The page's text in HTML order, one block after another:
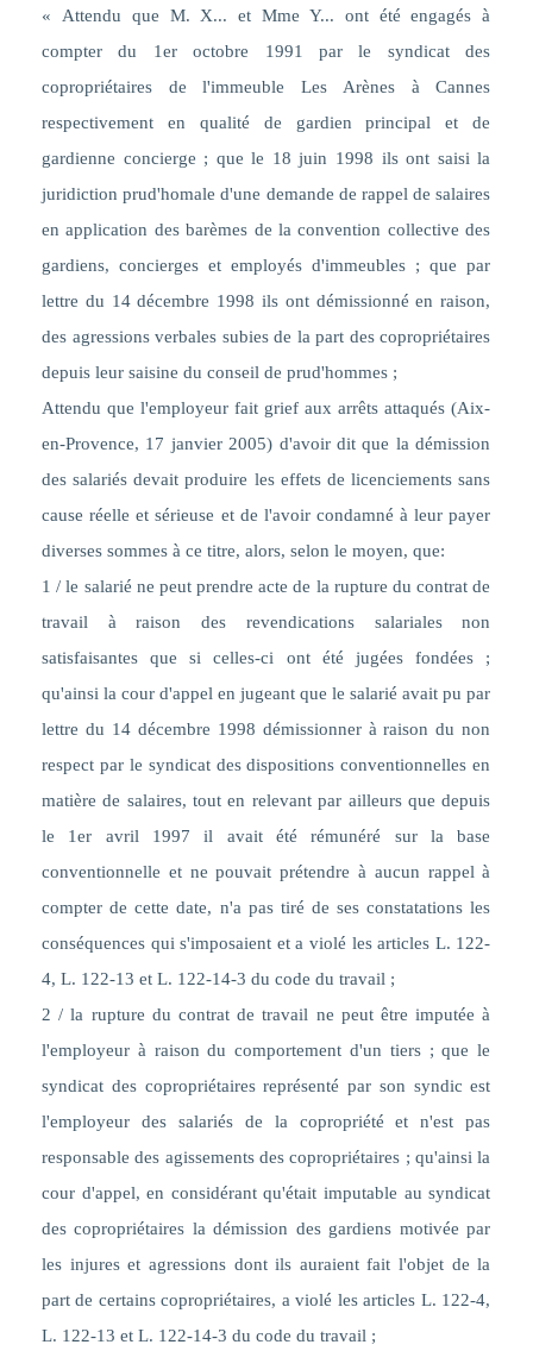
« Attendu que M. X... et Mme Y... ont été engagés à
compter du 1er octobre 1991 par le syndicat des
copropriétaires de l'immeuble Les Arènes à Cannes
respectivement en qualité de gardien principal et de
gardienne concierge ; que le 18 juin 1998 ils ont saisi la
juridiction prud'homale d'une demande de rappel de salaires
en application des barèmes de la convention collective des
gardiens, concierges et employés d'immeubles ; que par
lettre du 14 décembre 1998 ils ont démissionné en raison,
des agressions verbales subies de la part des copropriétaires
depuis leur saisine du conseil de prud'hommes ;
Attendu que l'employeur fait grief aux arrêts attaqués (Aix-
en-Provence, 17 janvier 2005) d'avoir dit que la démission
des salariés devait produire les effets de licenciements sans
cause réelle et sérieuse et de l'avoir condamné à leur payer
diverses sommes à ce titre, alors, selon le moyen, que:
1 / le salarié ne peut prendre acte de la rupture du contrat de
travail à raison des revendications salariales non
satisfaisantes que si celles-ci ont été jugées fondées ;
qu'ainsi la cour d'appel en jugeant que le salarié avait pu par
lettre du 14 décembre 1998 démissionner à raison du non
respect par le syndicat des dispositions conventionnelles en
matière de salaires, tout en relevant par ailleurs que depuis
le 1er avril 1997 il avait été rémunéré sur la base
conventionnelle et ne pouvait prétendre à aucun rappel à
compter de cette date, n'a pas tiré de ses constatations les
conséquences qui s'imposaient et a violé les articles L. 122-
4, L. 122-13 et L. 122-14-3 du code du travail ;
2 / la rupture du contrat de travail ne peut être imputée à
l'employeur à raison du comportement d'un tiers ; que le
syndicat des copropriétaires représenté par son syndic est
l'employeur des salariés de la copropriété et n'est pas
responsable des agissements des copropriétaires ; qu'ainsi la
cour d'appel, en considérant qu'était imputable au syndicat
des copropriétaires la démission des gardiens motivée par
les injures et agressions dont ils auraient fait l'objet de la
part de certains copropriétaires, a violé les articles L. 122-4,
L. 122-13 et L. 122-14-3 du code du travail ;